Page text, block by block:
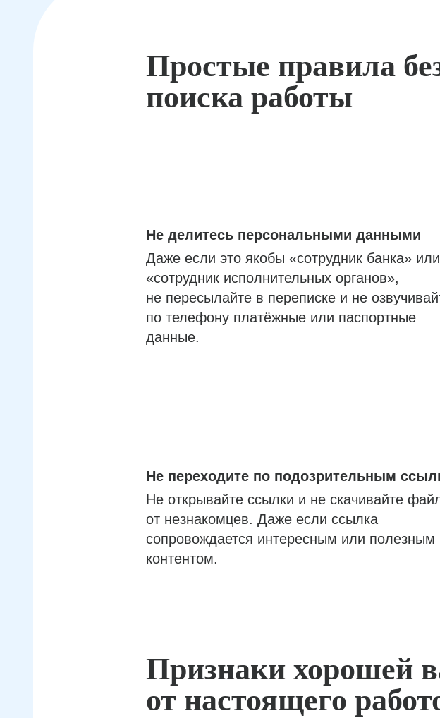
Простые правила
поиска работы
Не делитесь персональными данными
Даже если это якобы «сотрудник банка» или
«сотрудник исполнительных органов»,
не пересылайте в переписке и не
по телефону платёжные или паспортные
данные.
Не переходите по подозрительным
Не открывайте ссылки и не скачивайте
от незнакомцев. Даже если ссылка
сопровождается интересным или полезным
контентом.
Признаки хорошей
от настоящего